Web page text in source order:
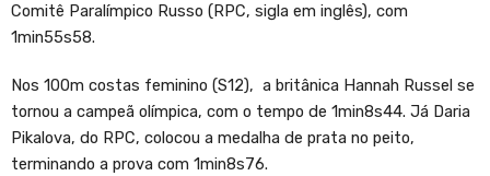
Comitê Paralímpico Russo (RPC, sigla em inglês), com
1min55s58.
Nos 100m costas feminino (S12), a britânica Hannah Russel se
tornou a campeã olímpica, com o tempo de 1min8s44. Já Daria
Pikalova, do RPC, colocou a medalha de prata no peito,
terminando a prova com 1min8s76.